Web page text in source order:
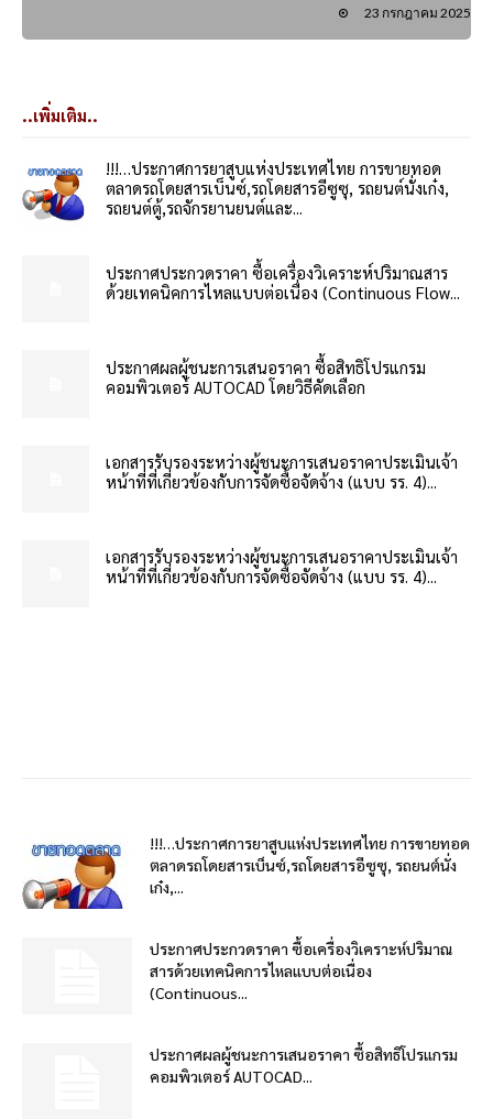
23 กรกฎาคม 2025
..เพิ่มเติม..
!!!…ประกาศการยาสูบแห่งประเทศไทย การขายทอด
ตลาดรถโดยสารเบ็นซ์,รถโดยสารอีซูซุ, รถยนต์นั่งเก๋ง,
รถยนต์ตู้,รถจักรยานยนต์และ...
ประกาศประกวดราคา ซื้อเครื่องวิเคราะห์ปริมาณสาร
ด้วยเทคนิคการไหลแบบต่อเนื่อง (Continuous Flow...
ประกาศผลผู้ชนะการเสนอราคา ซื้อสิทธิโปรแกรม
คอมพิวเตอร์ AUTOCAD โดยวิธีคัดเลือก
เอกสารรับรองระหว่างผู้ชนะการเสนอราคาประเมินเจ้า
หน้าที่ที่เกี่ยวข้องกับการจัดซื้อจัดจ้าง (แบบ รร. 4)...
เอกสารรับรองระหว่างผู้ชนะการเสนอราคาประเมินเจ้า
หน้าที่ที่เกี่ยวข้องกับการจัดซื้อจัดจ้าง (แบบ รร. 4)...
!!!…ประกาศการยาสูบแห่งประเทศไทย การขายทอด
ตลาดรถโดยสารเบ็นซ์,รถโดยสารอีซูซุ, รถยนต์นั่ง
เก๋ง,...
ประกาศประกวดราคา ซื้อเครื่องวิเคราะห์ปริมาณ
สารด้วยเทคนิคการไหลแบบต่อเนื่อง
(Continuous...
ประกาศผลผู้ชนะการเสนอราคา ซื้อสิทธิโปรแกรม
คอมพิวเตอร์ AUTOCAD...